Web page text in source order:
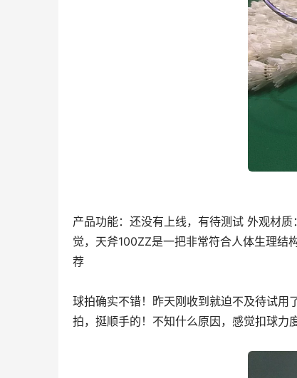
产品功能：还没有上线，有待测试 外观材
觉，天斧100ZZ是一把非常符合人体生理结
荐
球拍确实不错！昨天刚收到就迫不及待试用
拍，挺顺手的！不知什么原因，感觉扣球力